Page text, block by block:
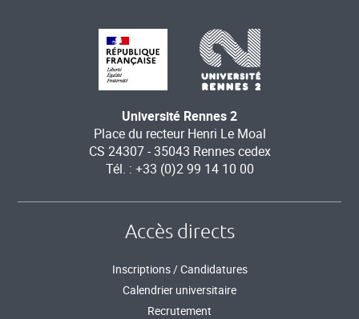
Université Rennes 2
Place du recteur Henri Le Moal
CS 24307 - 35043 Rennes cedex
Tél. : +33 (0)2 99 14 10 00
Accès directs
Inscriptions / Candidatures
Calendrier universitaire
Recrutement